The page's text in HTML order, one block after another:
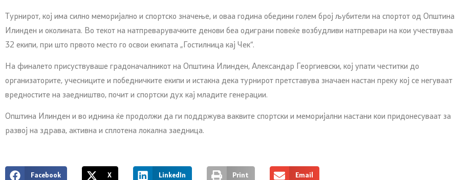
Турнирот, кој има силно меморијално и спортско значење, и оваа година обедини голем број љубители на спортот од Општина
Илинден и околината. Во текот на натпреварувачките денови беа одиграни повеќе возбудливи натпревари на кои учествуваа
32 екипи, при што првото место го освои екипата „Гостилница кај Чек“.
На финалето присуствуваше градоначалникот на Општина Илинден, Александар Георгиевски, кој упати честитки до
организаторите, учесниците и победничките екипи и истакна дека турнирот претставува значаен настан преку кој се негуваат
вредностите на заедништво, почит и спортски дух кај младите генерации.
Општина Илинден и во иднина ќе продолжи да ги поддржува ваквите спортски и меморијални настани кои придонесуваат за
развој на здрава, активна и сплотена локална заедница.
Facebook X LinkedIn Print Email